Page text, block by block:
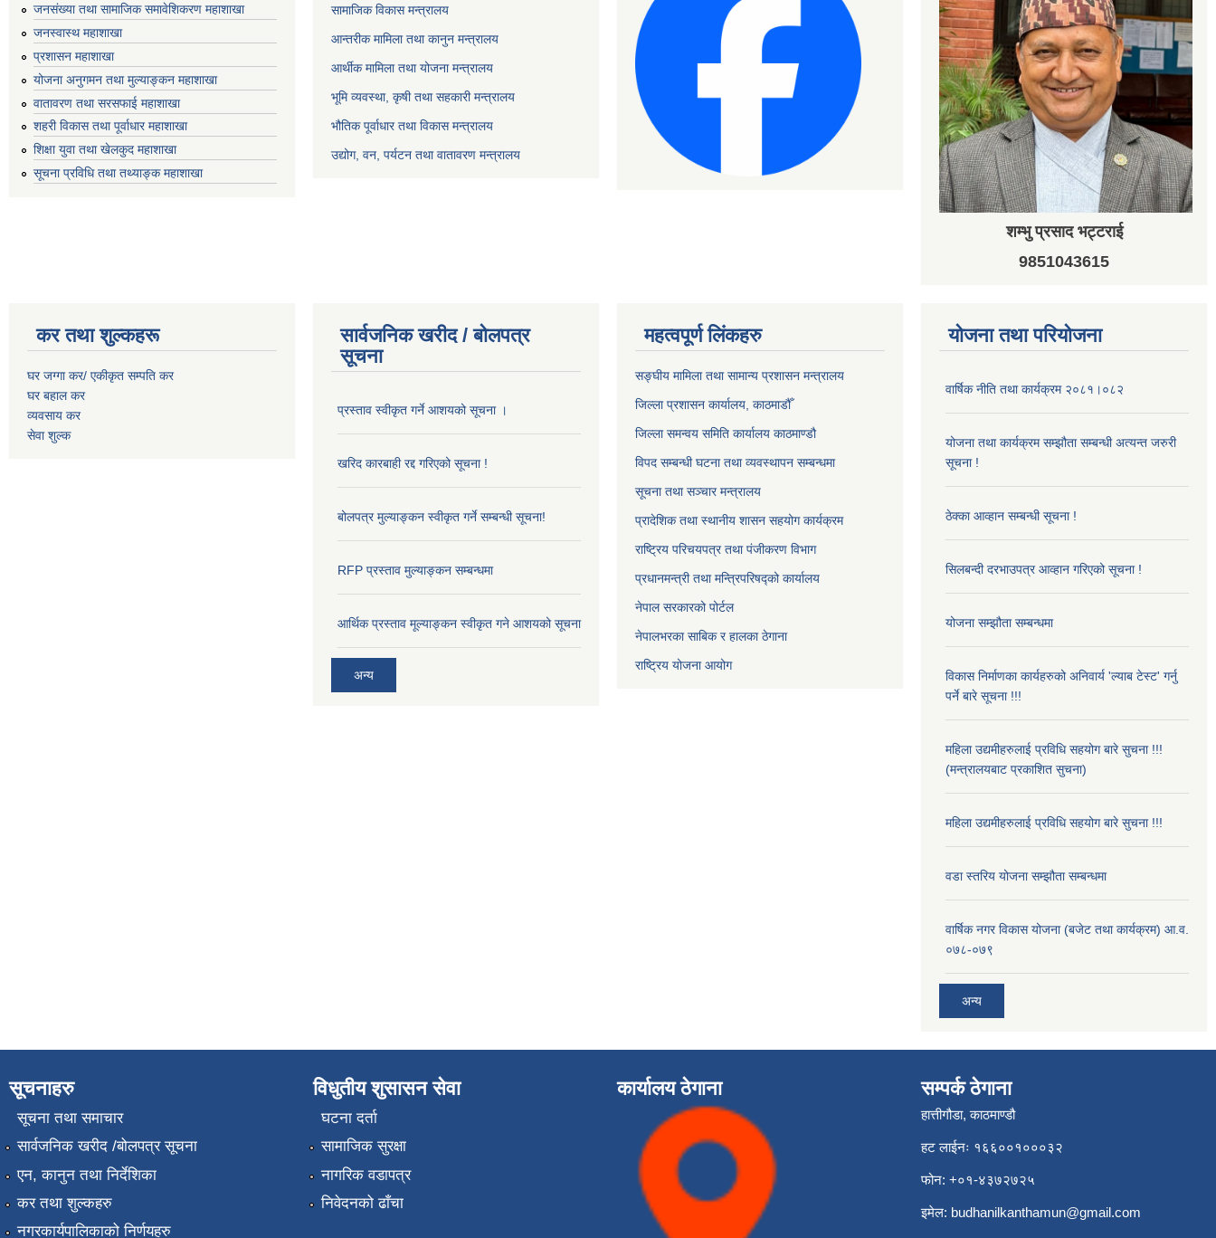
जनसंख्या तथा सामाजिक समावेशिकरण महाशाखा
जनस्वास्थ महाशाखा
प्रशासन महाशाखा
योजना अनुगमन तथा मुल्याङ्कन महाशाखा
वातावरण तथा सरसफाई महाशाखा
शहरी विकास तथा पूर्वाधार महाशाखा
शिक्षा युवा तथा खेलकुद महाशाखा
सूचना प्रविधि तथा तथ्याङ्क महाशाखा
सामाजिक विकास मन्त्रालय
आन्तरीक मामिला तथा कानुन मन्त्रालय
आर्थीक मामिला तथा योजना मन्त्रालय
भूमि व्यवस्था, कृषी तथा सहकारी मन्त्रालय
भौतिक पूर्वाधार तथा विकास मन्त्रालय
उद्योग, वन, पर्यटन तथा वातावरण मन्त्रालय
शम्भु प्रसाद भट्टराई
9851043615
कर तथा शुल्कहरू
घर जग्गा कर/ एकीकृत सम्पति कर
घर बहाल कर
व्यवसाय कर
सेवा शुल्क
सार्वजनिक खरीद / बोलपत्र
सूचना
प्रस्ताव स्वीकृत गर्ने आशयको सूचना ।
खरिद कारबाही रद्द गरिएको सूचना !
बोलपत्र मुल्याङ्कन स्वीकृत गर्ने सम्बन्धी सूचना!
RFP प्रस्ताव मुल्याङ्कन सम्बन्धमा
आर्थिक प्रस्ताव मूल्याङ्कन स्वीकृत गने आशयको सूचना
अन्य
महत्वपूर्ण लिंकहरु
सङ्‍घीय मामिला तथा सामान्य प्रशासन मन्त्रालय
जिल्ला प्रशासन कार्यालय, काठमाडौँ
जिल्ला समन्वय समिति कार्यालय काठमाण्ड‌ौ
विपद सम्बन्धी घटना तथा व्यवस्थापन सम्बन्धमा
सूचना तथा सञ्चार मन्त्रालय
प्रादेशिक तथा स्थानीय शासन सहयोग कार्यक्रम
राष्ट्रिय परिचयपत्र तथा पंजीकरण विभाग
प्रधानमन्त्री तथा मन्त्रिपरिषद्को कार्यालय
नेपाल सरकारको पोर्टल
नेपालभरका साबिक र हालका ठेगाना
राष्ट्रिय योजना आयोग
योजना तथा परियोजना
वार्षिक नीति तथा कार्यक्रम २०८१।०८२
योजना तथा कार्यक्रम सम्झौता सम्बन्धी अत्यन्त जरुरी
सूचना !
ठेक्का आव्हान सम्बन्धी सूचना !
सिलबन्दी दरभाउपत्र आव्हान गरिएको सूचना !
योजना सम्झौता सम्बन्धमा
विकास निर्माणका कार्यहरुको अनिवार्य 'ल्याब टेस्ट' गर्नु
पर्ने बारे सूचना !!!
महिला उद्यमीहरुलाई प्रविधि सहयोग बारे सुचना !!!
(मन्त्रालयबाट प्रकाशित सुचना)
महिला उद्यमीहरुलाई प्रविधि सहयोग बारे सुचना !!!
वडा स्तरिय योजना सम्झौता सम्बन्धमा
वार्षिक नगर विकास योजना (बजेट तथा कार्यक्रम) आ.व.
०७८-०७९
अन्य
सूचनाहरु
सूचना तथा समाचार
सार्वजनिक खरीद /बोलपत्र सूचना
एन, कानुन तथा निर्देशिका
कर तथा शुल्कहरु
नगरकार्यपालिकाको निर्णयहरु
विधुतीय शुसासन सेवा
घटना दर्ता
सामाजिक सुरक्षा
नागरिक वडापत्र
निवेदनको ढाँचा
कार्यालय ठेगाना सम्पर्क ठेगाना
हात्तीगौडा, काठमाण्डौ
हट लाईनः १६६००१०००३२
फोन: +०१-४३७२७२५
इमेल: budhanilkanthamun@gmail.com